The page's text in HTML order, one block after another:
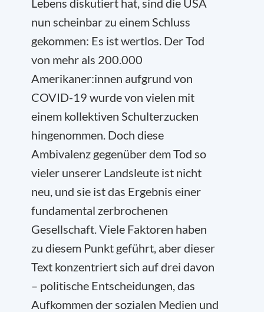
Lebens diskutiert hat, sind die USA
nun scheinbar zu einem Schluss
gekommen: Es ist wertlos. Der Tod
von mehr als 200.000
Amerikaner:innen aufgrund von
COVID-19 wurde von vielen mit
einem kollektiven Schulterzucken
hingenommen. Doch diese
Ambivalenz gegenüber dem Tod so
vieler unserer Landsleute ist nicht
neu, und sie ist das Ergebnis einer
fundamental zerbrochenen
Gesellschaft. Viele Faktoren haben
zu diesem Punkt geführt, aber dieser
Text konzentriert sich auf drei davon
– politische Entscheidungen, das
Aufkommen der sozialen Medien und